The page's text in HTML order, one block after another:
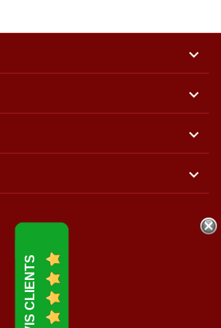




AVIS CLIENTS